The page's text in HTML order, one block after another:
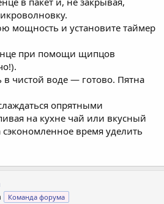
мощность и установите таймер
при помощи щипцов
в чистой воде — готово. Пятна
опрятными
на кухне чай или вкусный
время уделить
Команда форума